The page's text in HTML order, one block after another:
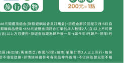
５分鐘，離台灣最近的熱情珍珠‧無
塊整年沐浴燦爛陽光的亞熱帶土地。
，位於北緯 26 度的地方，這是日本
因為迷人的自然風光而引人入勝，更
名於世。這兒有海洋世界、有叢林密
國經典時尚……這就是沖繩～與夏威